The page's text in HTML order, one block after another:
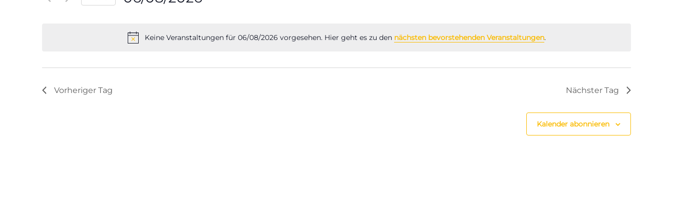
Hinweis
Keine Veranstaltungen für 06/08/2026 vorgesehen. Hier geht es zu den nächsten bevorstehenden Veranstaltungen.
Vorheriger Tag Nächster Tag
Kalender abonnieren